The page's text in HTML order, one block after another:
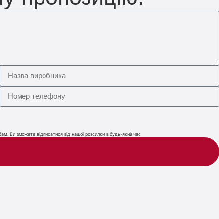
Ви зможете відписатися від нашої розсилки в будь-який час